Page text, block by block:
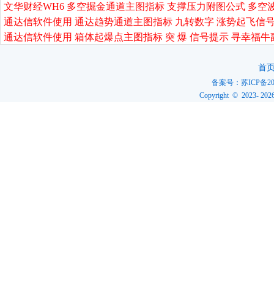
文华财经WH6 多空掘金通道主图指标 支撑压力附图公式 多空
通达信软件使用 通达趋势通道主图指标 九转数字 涨势起飞信
通达信软件使用 箱体起爆点主图指标 突 爆 信号提示 寻幸福
首
备案号：苏ICP备
Copyright © 2023-